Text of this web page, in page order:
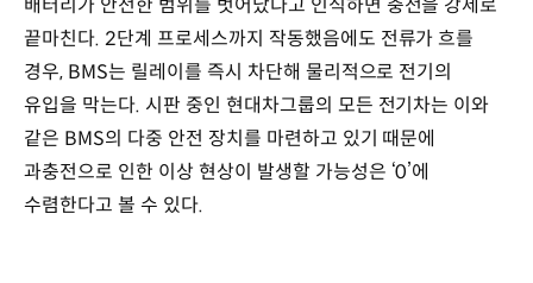
배터리가 안전한 범위를 벗어났다고 인식하면 충전을 강제로
끝마친다. 2단계 프로세스까지 작동했음에도 전류가 흐를
경우, BMS는 릴레이를 즉시 차단해 물리적으로 전기의
유입을 막는다. 시판 중인 현대차그룹의 모든 전기차는 이와
같은 BMS의 다중 안전 장치를 마련하고 있기 때문에
과충전으로 인한 이상 현상이 발생할 가능성은 ‘0’에
수렴한다고 볼 수 있다.